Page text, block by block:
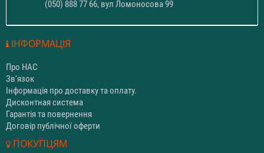
(050) 888 77 66, вул Ломоносова 99
ІНФОРМАЦІЯ
Про НАС
Зв'язок
Інформація про доставку та оплату.
Дисконтная система
Гарантія та повернення
Договір публічної оферти
ПОКУПЦЯМ